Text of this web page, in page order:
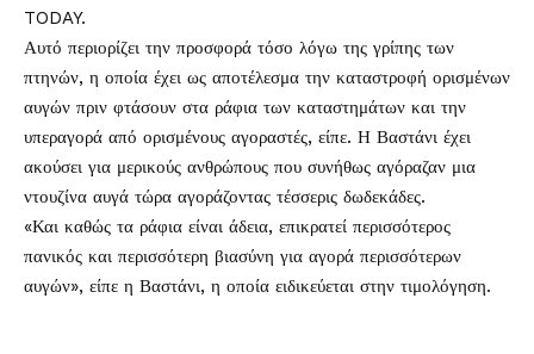
TODAY.
Αυτό περιορίζει την προσφορά τόσο λόγω της γρίπης των
πτηνών, η οποία έχει ως αποτέλεσμα την καταστροφή ορισμένων
αυγών πριν φτάσουν στα ράφια των καταστημάτων και την
υπεραγορά από ορισμένους αγοραστές, είπε. Η Βαστάνι έχει
ακούσει για μερικούς ανθρώπους που συνήθως αγόραζαν μια
ντουζίνα αυγά τώρα αγοράζοντας τέσσερις δωδεκάδες.
«Και καθώς τα ράφια είναι άδεια, επικρατεί περισσότερος
πανικός και περισσότερη βιασύνη για αγορά περισσότερων
αυγών», είπε η Βαστάνι, η οποία ειδικεύεται στην τιμολόγηση.